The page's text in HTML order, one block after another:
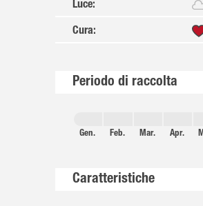
Luce:
Cura:
Periodo di raccolta
Gen. Feb. Mar. Apr.
Caratteristiche